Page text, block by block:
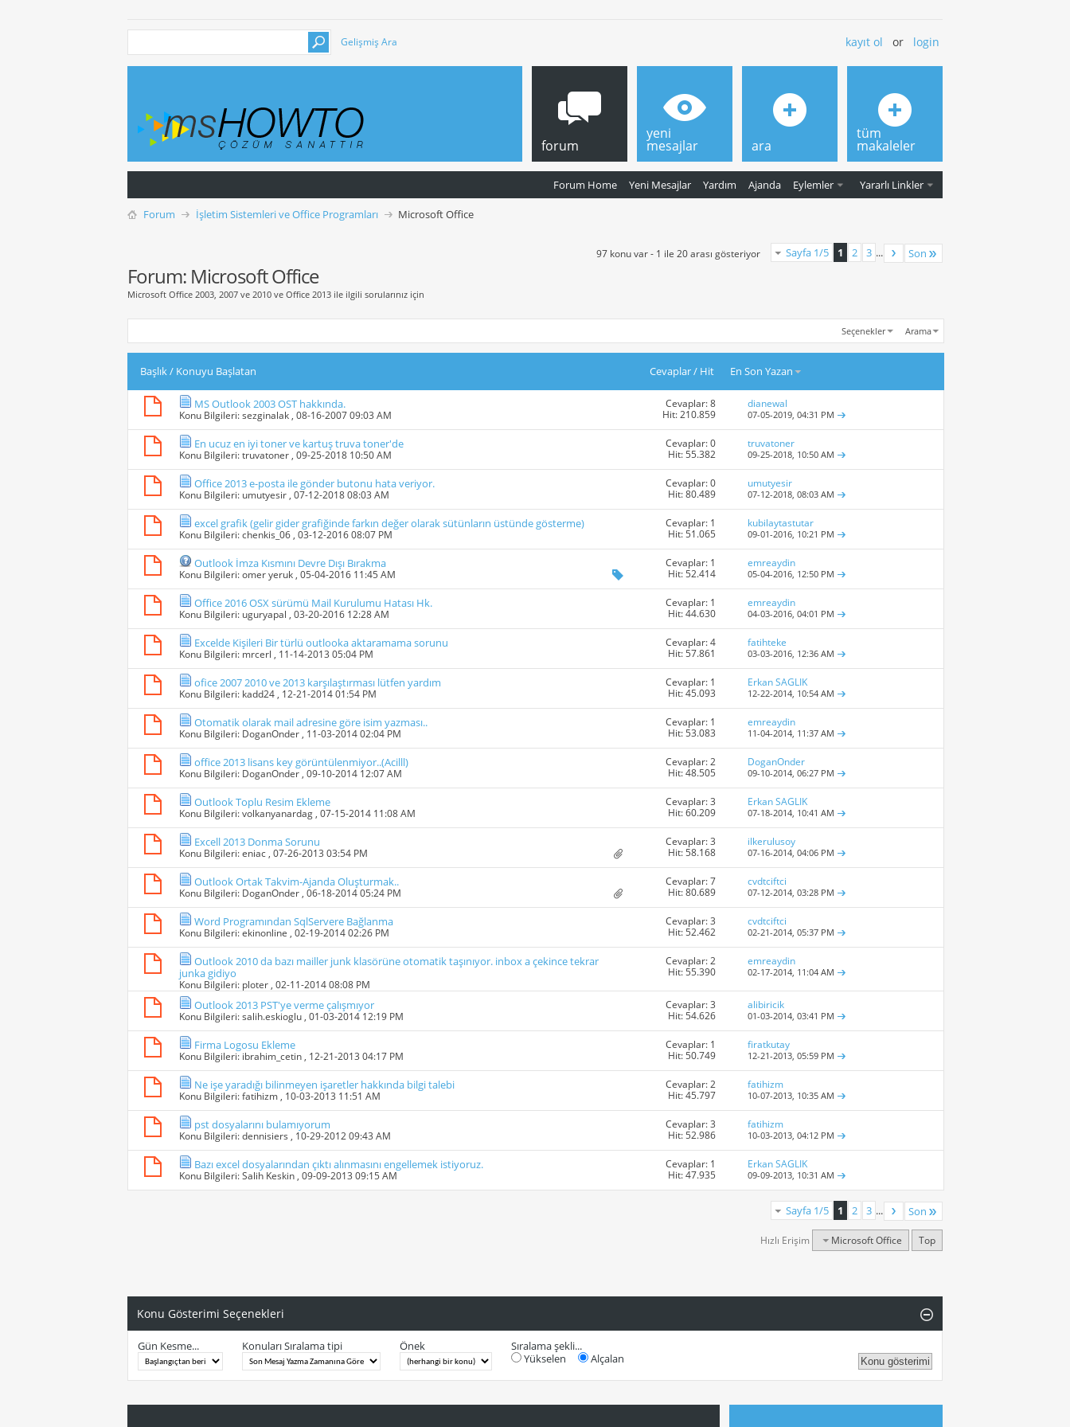
Gelişmiş Ara kayıt ol or login
forum
Forum Home Yeni Mesajlar Yardım Ajanda Eylemler Yararlı Linkler
yeni
mesajlar ara
tüm
makaleler
Forum İşletim Sistemleri ve Office Programları Microsoft Office
Sayfa 1/5 1 2 3 ... Son
97 konu var - 1 ile 20 arası gösteriyor
Forum: Microsoft Office
Microsoft Office 2003, 2007 ve 2010 ve Office 2013 ile ilgili sorularınız için
Seçenekler Arama
Başlık/ Konuyu Başlatan Cevaplar/ Hit En Son Yazan
MS Outlook 2003 OST hakkında.
Konu Bilgileri:sezginalak , 08-16-2007 09:03 AM
Cevaplar: 8
Hit: 210.859
dianewal
07-05-2019,04:31 PM
En ucuz en iyi toner ve kartuş truva toner'de
Konu Bilgileri:truvatoner , 09-25-2018 10:50 AM
Cevaplar: 0
Hit: 55.382
truvatoner
09-25-2018, 10:50 AM
Office 2013 e-posta ile gönder butonu hata veriyor.
Konu Bilgileri: umutyesir , 07-12-2018 08:03 AM
Cevaplar: 0
Hit: 80.489
umutyesir
07-12-2018,08:03 AM
excel grafik (gelir gider grafiğinde farkın değer olarak sütünların üstünde gösterme)
Konu Bilgileri:chenkis_06 , 03-12-2016 08:07 PM
Cevaplar: 1
Hit: 51.065
kubilaytastutar
09-01-2016, 10:21 PM
Outlook İmza Kısmını Devre Dışı Bırakma
Konu Bilgileri:omer yeruk , 05-04-2016 11:45 AM
Cevaplar: 1
Hit: 52.414
emreaydin
05-04-2016, 12:50 PM
Office 2016 OSX sürümü Mail Kurulumu Hatası Hk.
Konu Bilgileri: uguryapal , 03-20-2016 12:28 AM
Cevaplar: 1
Hit: 44.630
emreaydin
04-03-2016,04:01 PM
Excelde Kişileri Bir türlü outlooka aktaramama sorunu
Konu Bilgileri: mrcerl , 11-14-2013 05:04 PM
Cevaplar: 4
Hit: 57.861
fatihteke
03-03-2016, 12:36 AM
ofice 2007 2010 ve 2013 karşılaştırması lütfen yardım
Konu Bilgileri: kadd24 , 12-21-2014 01:54 PM
Cevaplar: 1
Hit: 45.093
Erkan SAGLIK
12-22-2014, 10:54 AM
Otomatik olarak mail adresine göre isim yazması..
Konu Bilgileri: DoganOnder , 11-03-2014 02:04 PM
Cevaplar: 1
Hit: 53.083
emreaydin
11-04-2014, 11:37 AM
office 2013 lisans key görüntülenmiyor..(Acilll)
Konu Bilgileri: DoganOnder , 09-10-2014 12:07 AM
Cevaplar: 2
Hit: 48.505
DoganOnder
09-10-2014,06:27 PM
Outlook Toplu Resim Ekleme
Konu Bilgileri:volkanyanardag , 07-15-2014 11:08 AM
Cevaplar: 3
Hit: 60.209
Erkan SAGLIK
07-18-2014, 10:41 AM
Excell 2013 Donma Sorunu
Konu Bilgileri:eniac , 07-26-2013 03:54 PM
Cevaplar: 3
Hit: 58.168
ilkerulusoy
07-16-2014,04:06 PM
Outlook Ortak Takvim-Ajanda Oluşturmak..
Konu Bilgileri: DoganOnder , 06-18-2014 05:24 PM
Cevaplar: 7
Hit: 80.689
cvdtciftci
07-12-2014,03:28 PM
Word Programından SqlServere Bağlanma
Konu Bilgileri:ekinonline , 02-19-2014 02:26 PM
Cevaplar: 3
Hit: 52.462
cvdtciftci
02-21-2014,05:37 PM
Outlook 2010 da bazı mailler junk klasörüne otomatik taşınıyor. inbox a çekince tekrar
junka gidiyo
Konu Bilgileri: ploter , 02-11-2014 08:08 PM
Cevaplar: 2
Hit: 55.390
emreaydin
02-17-2014, 11:04 AM
Outlook 2013 PST'ye verme çalışmıyor
Konu Bilgileri:salih.eskioglu , 01-03-2014 12:19 PM
Cevaplar: 3
Hit: 54.626
alibiricik
01-03-2014,03:41 PM
Firma Logosu Ekleme
Konu Bilgileri: ibrahim_cetin , 12-21-2013 04:17 PM
Cevaplar: 1
Hit: 50.749
firatkutay
12-21-2013,05:59 PM
Ne işe yaradığı bilinmeyen işaretler hakkında bilgi talebi
Konu Bilgileri:fatihizm , 10-03-2013 11:51 AM
Cevaplar: 2
Hit: 45.797
fatihizm
10-07-2013, 10:35 AM
pst dosyalarını bulamıyorum
Konu Bilgileri:dennisiers , 10-29-2012 09:43 AM
Cevaplar: 3
Hit: 52.986
fatihizm
10-03-2013,04:12 PM
Bazı excel dosyalarından çıktı alınmasını engellemek istiyoruz.
Konu Bilgileri:Salih Keskin , 09-09-2013 09:15 AM
Cevaplar: 1
Hit: 47.935
Erkan SAGLIK
09-09-2013, 10:31 AM
Sayfa 1/5 1 2 3 ... Son
Hızlı Erişim Microsoft Office Top
Konu Gösterimi Seçenekleri
Gün Kesme... Konuları Sıralama tipi Önek
Sıralama şekli...
Yükselen
Alçalan